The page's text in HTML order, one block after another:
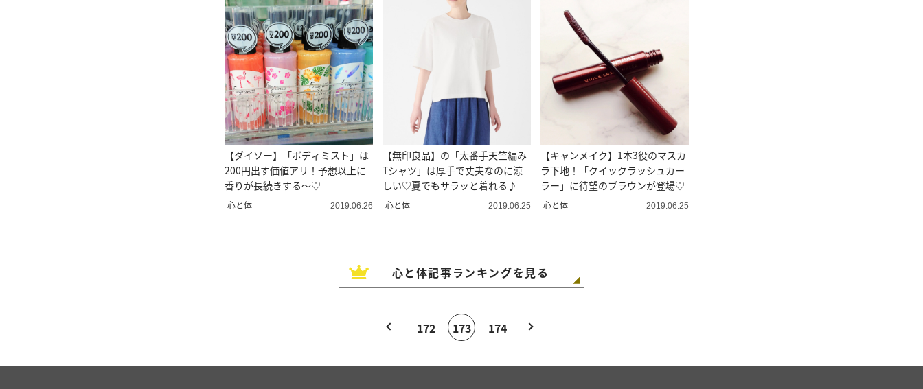
【ダイソー】「ボディミスト」は
200円出す価値アリ！予想以上に
香りが長続きする～♡
心と体 2019.06.26
【無印良品】の「太番手天竺編み
Tシャツ」は厚手で丈夫なのに涼
しい♡夏でもサラッと着れる♪
心と体 2019.06.25
【キャンメイク】1本3役のマスカ
ラ下地！「クイックラッシュカー
ラー」に待望のブラウンが登場♡
心と体 2019.06.25
心と体記事ランキングを見る
172 173 174